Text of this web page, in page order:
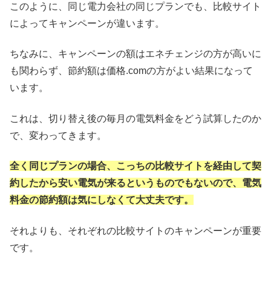
このように、同じ電力会社の同じプランでも、比較サイト
によってキャンペーンが違います。
ちなみに、キャンペーンの額はエネチェンジの方が高いに
も関わらず、節約額は価格.comの方がよい結果になって
います。
これは、切り替え後の毎月の電気料金をどう試算したのか
で、変わってきます。
全く同じプランの場合、こっちの比較サイトを経由して契
約したから安い電気が来るというものでもないので、電気
料金の節約額は気にしなくて大丈夫です。
それよりも、それぞれの比較サイトのキャンペーンが重要
です。